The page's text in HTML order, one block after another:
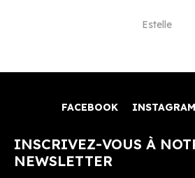
Estelle
FACEBOOK INSTAGRAM
INSCRIVEZ-VOUS À
NEWSLETTER